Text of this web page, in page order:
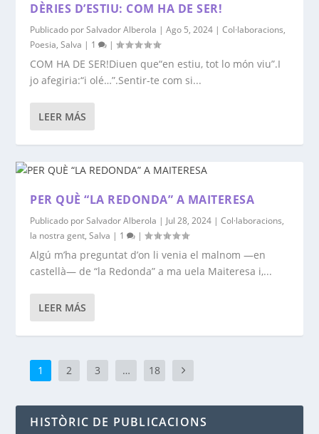
DÈRIES D’ESTIU: COM HA DE SER!
Publicado porSalvador Alberola |Ago 5, 2024 |Col·laboracions,
Poesia,Salva | 1 |
COM HA DE SER!Diuen que“en estiu, tot lo món viu”.I
jo afegiria:“i olé…”.Sentir-te com si...
LEER MÁS
PER QUÈ “LA REDONDA” A MAITERESA
Publicado porSalvador Alberola | Jul 28, 2024 |Col·laboracions,
la nostra gent,Salva | 1 |
Algú m’ha preguntat d’on li venia el malnom ―en
castellà― de “la Redonda” a ma uela Maiteresa i,...
LEER MÁS
1 2 3 … 18
HISTÒRIC DE PUBLICACIONS